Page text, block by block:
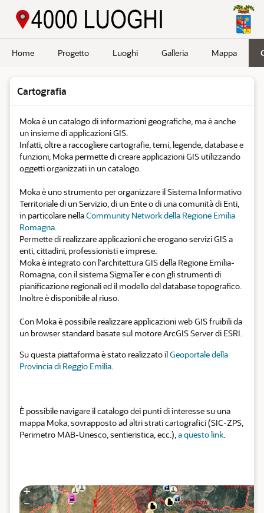
Home Progetto Luoghi Galleria Mappa
Cartografia
Moka è un catalogo di informazioni geografiche, ma è anche
un insieme di applicazioni GIS.
Infatti, oltre a raccogliere cartografie, temi, legende, database e
funzioni, Moka permette di creare applicazioni GIS utilizzando
oggetti organizzati in un catalogo.
Moka è uno strumento per organizzare il Sistema Informativo
Territoriale di un Servizio, di un Ente o di una comunità di Enti,
in particolare nellaCommunity Network della Regione Emilia
Romagna.
Permette di realizzare applicazioni che erogano servizi GIS a
enti, cittadini, professionisti e imprese.
Moka è integrato con l’architettura GIS della Regione Emilia-
Romagna, con il sistema SigmaTer e con gli strumenti di
pianificazione regionali ed il modello del database topografico.
Inoltre è disponibile al riuso.
Con Moka è possibile realizzare applicazioni web GIS fruibili da
un browser standard basate sul motore ArcGIS Server di ESRI.
Su questa piattaforma è stato realizzato ilGeoportale della
Provincia di Reggio Emilia.
È possibile navigare il catalogo dei punti di interesse su una
mappa Moka, sovrapposto ad altri strati cartografici (SIC-ZPS,
Perimetro MAB-Unesco, sentieristica, ecc.),a questo link.